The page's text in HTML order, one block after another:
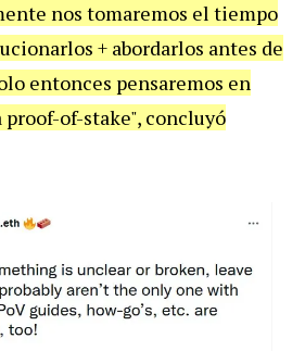
nos tomaremos el tiempo
+ abordarlos antes de
entonces pensaremos en
proof-of-stake", concluyó